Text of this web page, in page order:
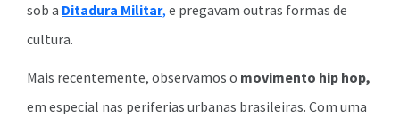
sob a Ditadura Militar, e pregavam outras formas de
cultura.
Mais recentemente, observamos o movimento hip hop,
em especial nas periferias urbanas brasileiras. Com uma